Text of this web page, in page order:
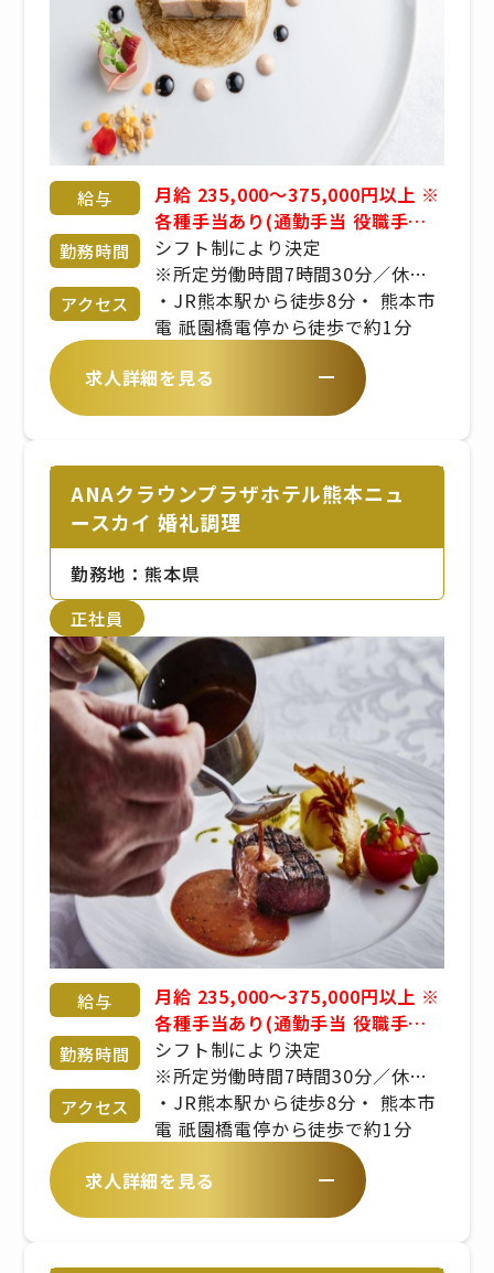
給与
月給 235,000～375,000円以上 ※
各種手当あり(通勤手当 役職手当
家族手当 父母子家庭手当etc) ※
昇給年2回 / 賞与年２回 ※交通費
支給 (上限3万円/月)まで ※経験、
スキル、年齢を考慮の上、同社規
勤務時間
シフト制により決定
※所定労働時間7時間30分／休憩
60分
アクセス
・JR熊本駅から徒歩8分・ 熊本市
電 祇園橋電停から徒歩で約1分
求人詳細を見る
ANAクラウンプラザホテル熊本ニュ
ースカイ 婚礼調理
勤務地：熊本県
正社員
給与
月給 235,000～375,000円以上 ※
各種手当あり(通勤手当 役職手当
家族手当 父母子家庭手当etc) ※
昇給年2回 / 賞与年２回 ※交通費
支給 (上限3万円/月)まで ※経験、
スキル、年齢を考慮の上、同社規
勤務時間
シフト制により決定
※所定労働時間7時間30分／休憩
60分
アクセス
・JR熊本駅から徒歩8分・ 熊本市
電 祇園橋電停から徒歩で約1分
求人詳細を見る